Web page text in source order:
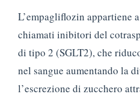
L’empagliflozin appartiene
chiamati inibitori del
di tipo 2 (SGLT2), che
nel sangue aumentando la
l’escrezione di zucchero